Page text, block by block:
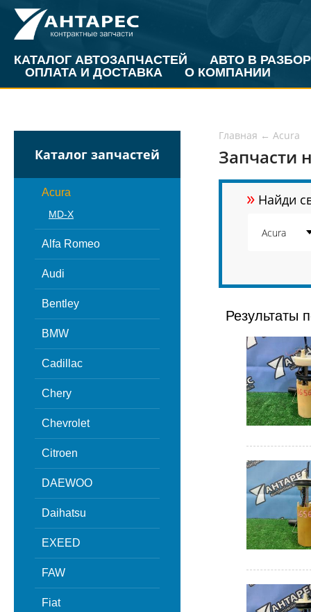
КАТАЛОГ АВТОЗАПЧАСТЕЙ
АВТО В РАЗБОР
ОПЛАТА И ДОСТАВКА
О КОМПАНИИ
Каталог запчастей
Acura
MD-X
Alfa Romeo
Audi
Bentley
BMW
Cadillac
Chery
Chevrolet
Citroen
DAEWOO
Daihatsu
EXEED
FAW
Fiat
Главная ← Acura
Запчасти
» Найди
Результаты